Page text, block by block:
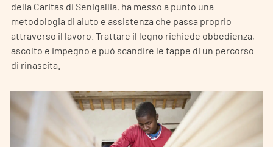
della Caritas di Senigallia, ha messo a punto una
metodologia di aiuto e assistenza che passa proprio
attraverso il lavoro. Trattare il legno richiede obbedienza,
ascolto e impegno e può scandire le tappe di un percorso
di rinascita.